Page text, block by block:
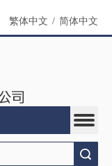
繁体中文 / 简体中文